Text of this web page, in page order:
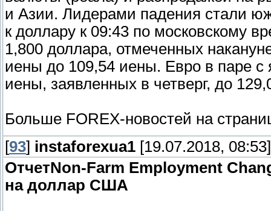
и Азии. Лидерами падения стали
к доллару к 09:43 по московскому
1,800 доллара, отмеченных
иены до 109,54 иены. Евро в паре с
иены, заявленных в четверг, до
Больше FOREX-новостей на
[93] instaforexua1 [19.07.2018, 08:53]
ОтчетNon-Farm Employment
на доллар США